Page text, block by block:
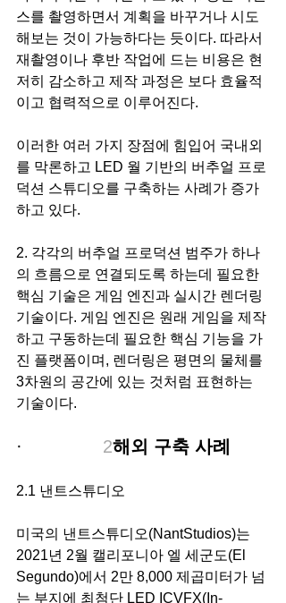
스를 촬영하면서 계획을 바꾸거나 시도
해보는 것이 가능하다는 듯이다. 따라서
재촬영이나 후반 작업에 드는 비용은 현
저히 감소하고 제작 과정은 보다 효율적
이고 협력적으로 이루어진다.
이러한 여러 가지 장점에 힘입어 국내외
를 막론하고 LED 월 기반의 버추얼 프로
덕션 스튜디오를 구축하는 사례가 증가
하고 있다.
2. 각각의 버추얼 프로덕션 범주가 하나
의 흐름으로 연결되도록 하는데 필요한
핵심 기술은 게임 엔진과 실시간 렌더링
기술이다. 게임 엔진은 원래 게임을 제작
하고 구동하는데 필요한 핵심 기능을 가
진 플랫폼이며, 렌더링은 평면의 물체를
3차원의 공간에 있는 것처럼 표현하는
기술이다.
· 2해외 구축 사례
2.1 낸트스튜디오
미국의 낸트스튜디오(NantStudios)는
2021년 2월 캘리포니아 엘 세군도(El
Segundo)에서 2만 8,000 제곱미터가 넘
는 부지에 최첨단 LED ICVFX(In-